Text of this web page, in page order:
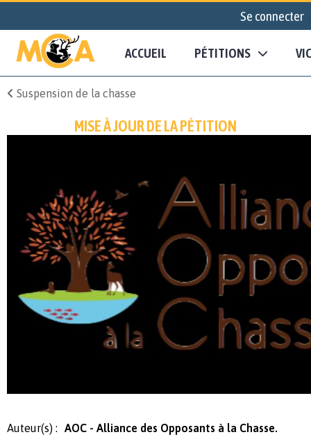
Se connecter
ACCUEIL PÉTITIONS
Suspension de la chasse
MISE À JOUR DE LA PÉTITION
Auteur(s) : AOC - Alliance des Opposants à la Chasse.